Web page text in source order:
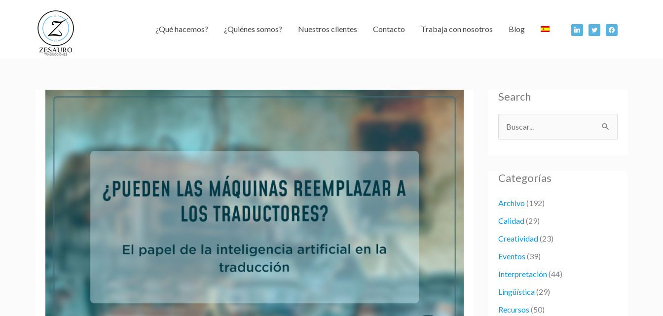
¿Qué hacemos? ¿Quiénes somos? Nuestros clientes Contacto Trabaja con nosotros Blog
Search
c
r
p
o
r
:
Categorías
Archivo(192)
Calidad(29)
Creatividad(23)
Eventos (39)
Interpretación(44)
Lingüística(29)
Recursos (50)